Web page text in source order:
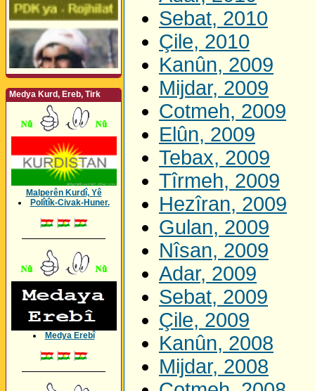
Medya Kurd, Ereb, Tirk
Malperên Kurdî, Yê
Polîtîk-Civak-Huner.
Medya Erebî
Sebat, 2010
Çile, 2010
Kanûn, 2009
Mijdar, 2009
Cotmeh, 2009
Elûn, 2009
Tebax, 2009
Tîrmeh, 2009
Hezîran, 2009
Gulan, 2009
Nîsan, 2009
Adar, 2009
Sebat, 2009
Çile, 2009
Kanûn, 2008
Mijdar, 2008